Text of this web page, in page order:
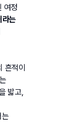
여정
라는
흔적이
밟고,
는